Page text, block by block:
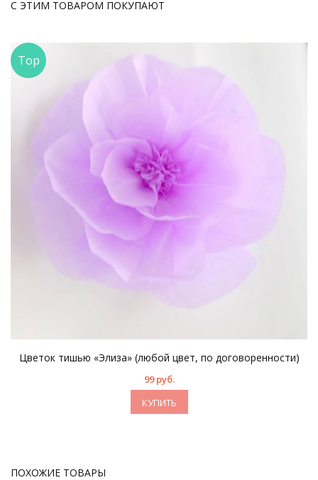
С ЭТИМ ТОВАРОМ ПОКУПАЮТ
Top
Цветок тишью «Элиза» (любой цвет, по договоренности)
99 руб.
КУПИТЬ
ПОХОЖИЕ ТОВАРЫ